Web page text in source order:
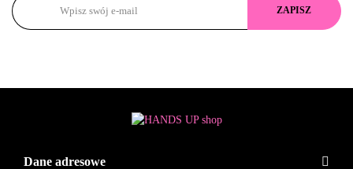
Dane adresowe